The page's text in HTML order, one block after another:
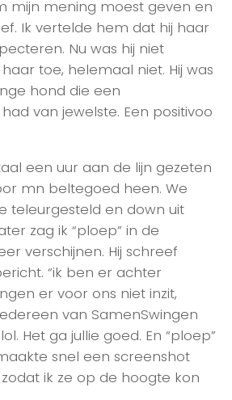
mijn mening moest geven en
Ik vertelde hem dat hij haar
Nu was hij niet
toe, helemaal niet. Hij was
hond die een
van jewelste. Een positivoo
een uur aan de lijn gezeten
mn beltegoed heen. We
teleurgesteld en down uit
zag ik “ploep” in de
verschijnen. Hij schreef
“ik ben er achter
er voor ons niet inzit,
van SamenSwingen
Het ga jullie goed. En “ploep”
snel een screenshot
ik ze op de hoogte kon